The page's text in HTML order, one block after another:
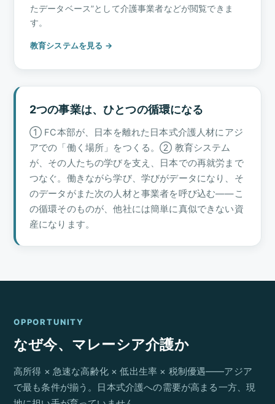
たデータベース”として介護事業者などが閲覧できま
す。
教育システムを見る →
2つの事業は、ひとつの循環になる
① FC本部が、日本を離れた日本式介護人材にアジ
アでの「働く場所」をつくる。② 教育システム
が、その人たちの学びを支え、日本での再就労まで
つなぐ。働きながら学び、学びがデータになり、そ
のデータがまた次の人材と事業者を呼び込む——こ
の循環そのものが、他社には簡単に真似できない資
産になります。
OPPORTUNITY
なぜ今、マレーシア介護か
高所得 × 急速な高齢化 × 低出生率 × 税制優遇——アジア
で最も条件が揃う。日本式介護への需要が高まる一方、現